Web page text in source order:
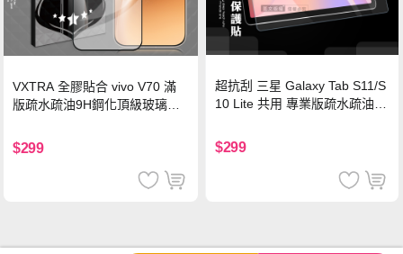
VXTRA 全膠貼合 vivo V70 滿
版疏水疏油9H鋼化頂級玻璃貼
$299
超抗刮 三星 Galaxy Tab S11/S
10 Lite 共用 專業版疏水疏油9
$299